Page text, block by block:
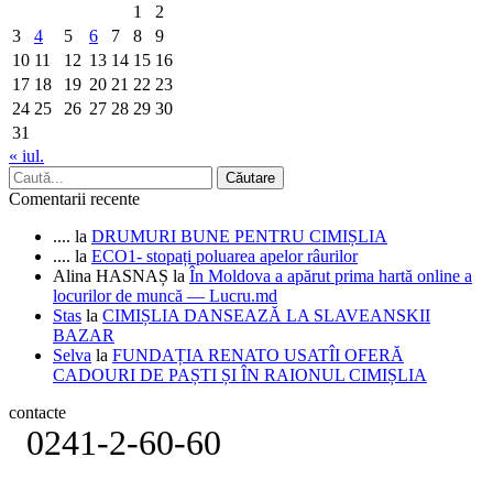
1
2
3
4 5 6 7 8
9
10 11 12 13 14 15 16
17 18 19 20 21 22 23
24 25 26 27 28 29 30
31
« iul.
Comentarii recente
.... la DRUMURI BUNE PENTRU CIMIȘLIA
.... la ECO1- stopați poluarea apelor râurilor
Alina HASNAȘ la În Moldova a apărut prima hartă online a
locurilor de muncă — Lucru.md
Stas la CIMIȘLIA DANSEAZĂ LA SLAVEANSKII
BAZAR
Selva la FUNDAȚIA RENATO USATÎI OFERĂ
CADOURI DE PAȘTI ȘI ÎN RAIONUL CIMIȘLIA
contacte
0241-2-60-60